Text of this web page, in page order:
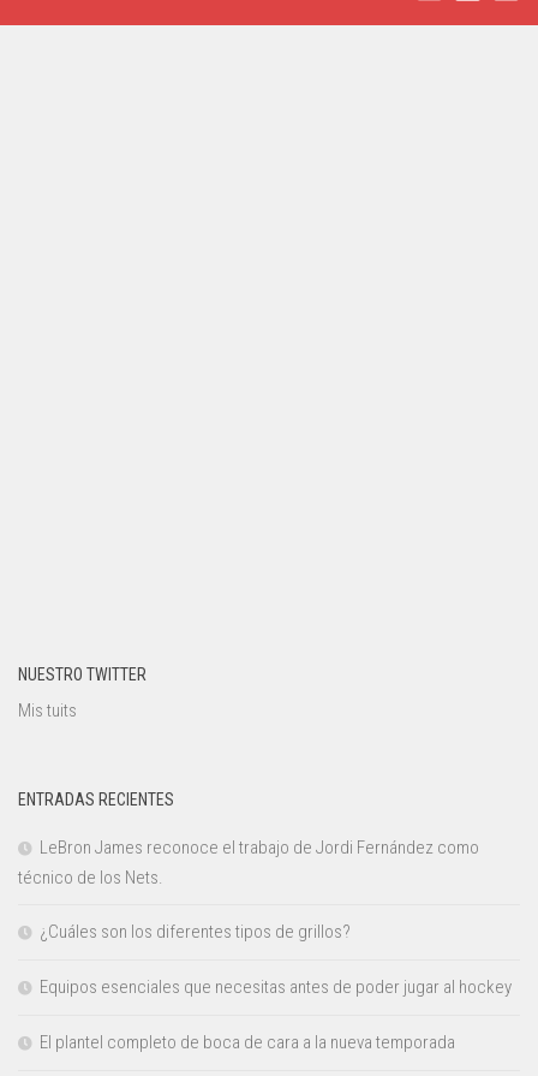
NUESTRO TWITTER
Mis tuits
ENTRADAS RECIENTES
LeBron James reconoce el trabajo de Jordi Fernández como
técnico de los Nets.
¿Cuáles son los diferentes tipos de grillos?
Equipos esenciales que necesitas antes de poder jugar al hockey
El plantel completo de boca de cara a la nueva temporada